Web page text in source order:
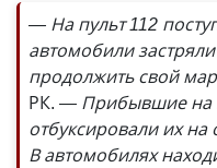
— На пульт 112
автомобили
продолжить свой
РК. — Прибывшие на
отбуксировали их
В автомобилях